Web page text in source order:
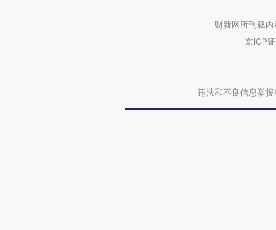
财新网所刊载
京ICP
违法和不良信息举